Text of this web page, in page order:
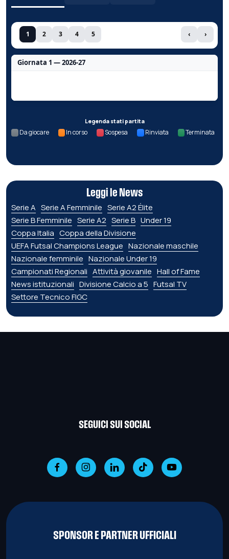
1 2 3 4 5 ‹ ›
Giornata 1 — 2026-27
Legenda stati partita
Da giocare In corso Sospesa Rinviata Terminata
Leggi le News
Serie A Serie A Femminile Serie A2 Élite
Serie B Femminile Serie A2 Serie B Under 19
Coppa Italia Coppa della Divisione
UEFA Futsal Champions League Nazionale maschile
Nazionale femminile Nazionale Under 19
Campionati Regionali Attività giovanile Hall of Fame
News istituzionali Divisione Calcio a 5 Futsal TV
Settore Tecnico FIGC
SEGUICI SUI SOCIAL
SPONSOR E PARTNER UFFICIALI